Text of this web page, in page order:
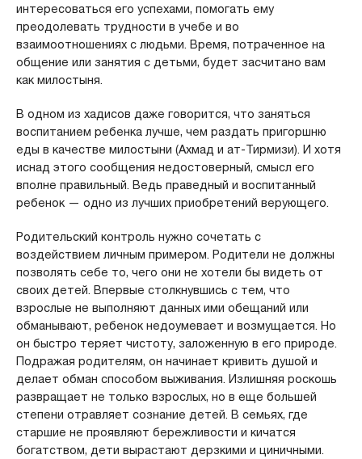
интересоваться его успехами, помогать ему
преодолевать трудности в учебе и во
взаимоотношениях с людьми. Время, потраченное на
общение или занятия с детьми, будет засчитано вам
как милостыня.
В одном из хадисов даже говорится, что заняться
воспитанием ребенка лучше, чем раздать пригоршню
еды в качестве милостыни (Ахмад и ат-Тирмизи). И хотя
иснад этого сообщения недостоверный, смысл его
вполне правильный. Ведь праведный и воспитанный
ребенок — одно из лучших приобретений верующего.
Родительский контроль нужно сочетать с
воздействием личным примером. Родители не должны
позволять себе то, чего они не хотели бы видеть от
своих детей. Впервые столкнувшись с тем, что
взрослые не выполняют данных ими обещаний или
обманывают, ребенок недоумевает и возмущается. Но
он быстро теряет чистоту, заложенную в его природе.
Подражая родителям, он начинает кривить душой и
делает обман способом выживания. Излишняя роскошь
развращает не только взрослых, но в еще большей
степени отравляет сознание детей. В семьях, где
старшие не проявляют бережливости и кичатся
богатством, дети вырастают дерзкими и циничными.